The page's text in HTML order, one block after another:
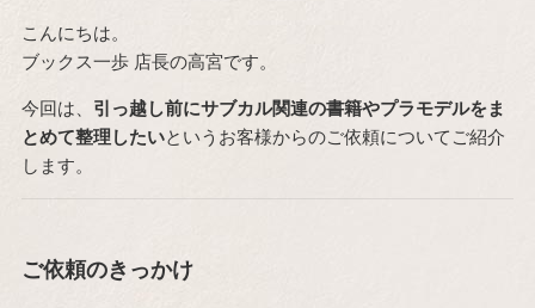
こんにちは。
ブックス一歩 店長の高宮です。
今回は、 引っ越し前にサブカル関連の書籍やプラモデルをま
とめて整理したいというお客様からのご依頼についてご紹介
します。
ご依頼のきっかけ